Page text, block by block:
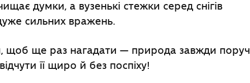
думки, а вузенькі стежки серед снігів
сильних вражень.
щоб ще раз нагадати — природа завжди поруч
її щиро й без поспіху!